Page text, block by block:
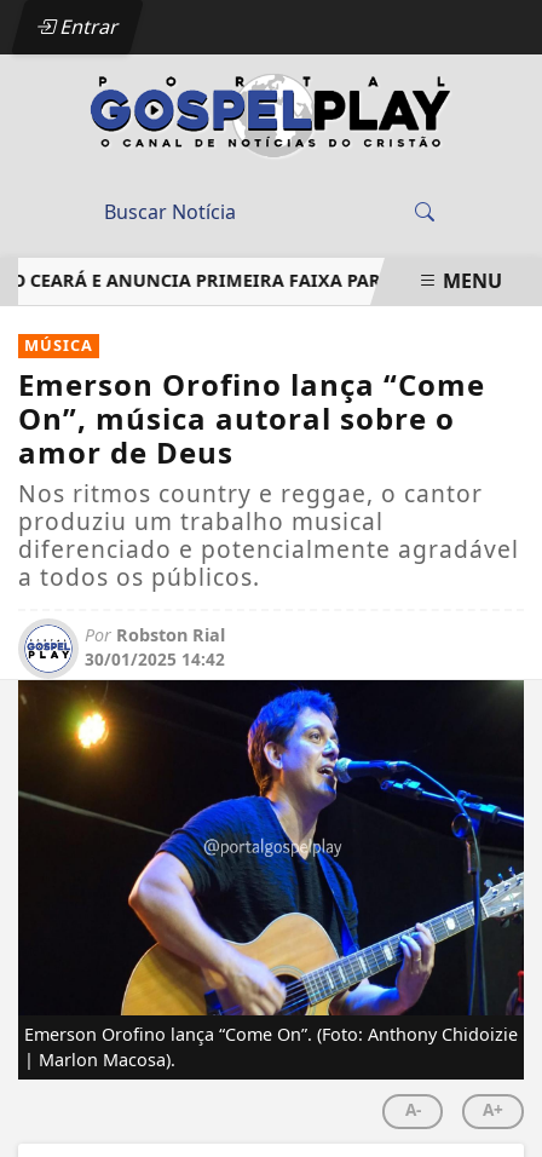
Entrar
E ANUNCIA PRIMEIRA FAIXA PARA AGOSTO EM
EM ALTA
MENU
MÚSICA
Emerson Orofino lança “Come
On”, música autoral sobre o
amor de Deus
Nos ritmos country e reggae, o cantor
produziu um trabalho musical
diferenciado e potencialmente agradável
a todos os públicos.
Por Robston Rial
30/01/2025 14:42
Emerson Orofino lança “Come On”. (Foto: Anthony Chidoizie
| Marlon Macosa).
A- A+